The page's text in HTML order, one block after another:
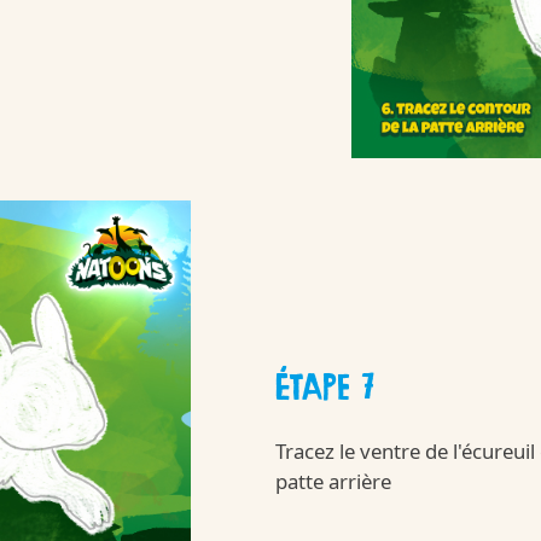
Kinder
/fr/fr/kinder-
Kinder
ÉTAPE 7
Tracez le ventre de
patte arrière